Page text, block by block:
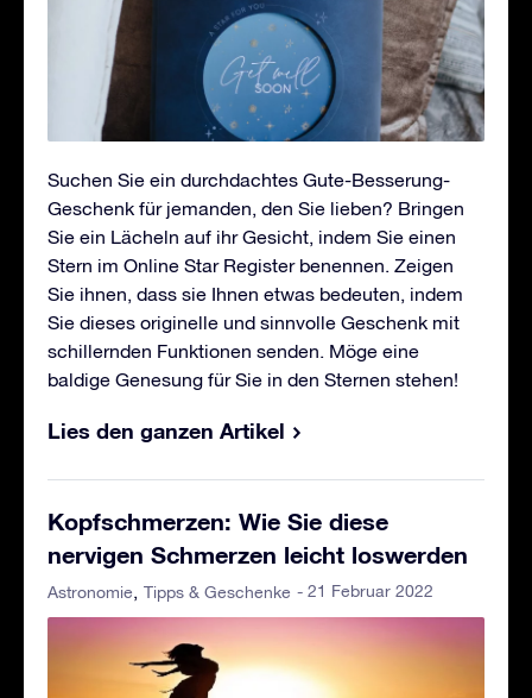
Suchen Sie ein durchdachtes Gute-Besserung-
Geschenk für jemanden, den Sie lieben? Bringen
Sie ein Lächeln auf ihr Gesicht, indem Sie einen
Stern im Online Star Register benennen. Zeigen
Sie ihnen, dass sie Ihnen etwas bedeuten, indem
Sie dieses originelle und sinnvolle Geschenk mit
schillernden Funktionen senden. Möge eine
baldige Genesung für Sie in den Sternen stehen!
Lies den ganzen Artikel
Kopfschmerzen: Wie Sie diese
nervigen Schmerzen leicht loswerden
Astronomie Tipps & Geschenke - 21 Februar 2022